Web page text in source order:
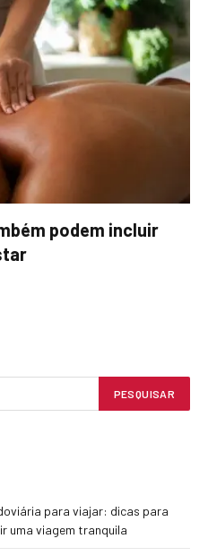
podem incluir
para viajar: dicas para
uma viagem tranquila